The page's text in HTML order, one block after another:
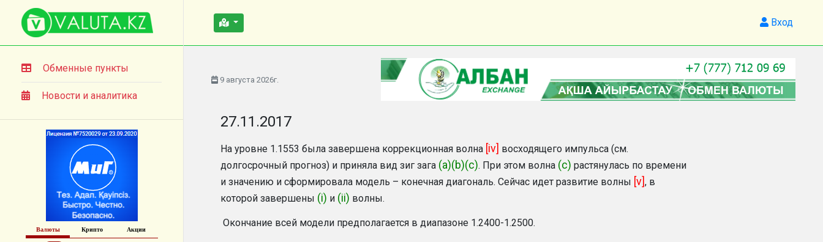
Вход
Обменные пункты
Новости и аналитика
9 августа 2026г.
27.11.2017
На уровне 1.1553 была завершена коррекционная волна [iv] восходящего импульса (см.
долгосрочный прогноз) и приняла вид зиг зага (a)(b)(c). При этом волна (с) растянулась по времени
и значению и сформировала модель – конечная диагональ. Сейчас идет развитие волны [v], в
которой завершены (i) и (ii) волны.
Окончание всей модели предполагается в диапазоне 1.2400-1.2500.